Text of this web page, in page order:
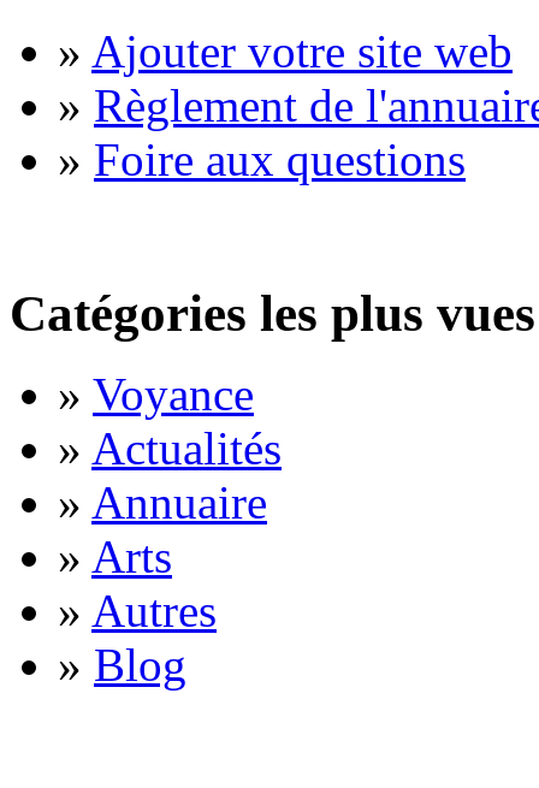
» Ajouter votre site web
» Règlement de
» Foire aux questions
Catégories les plus vues
» Voyance
» Actualités
» Annuaire
» Arts
» Autres
» Blog